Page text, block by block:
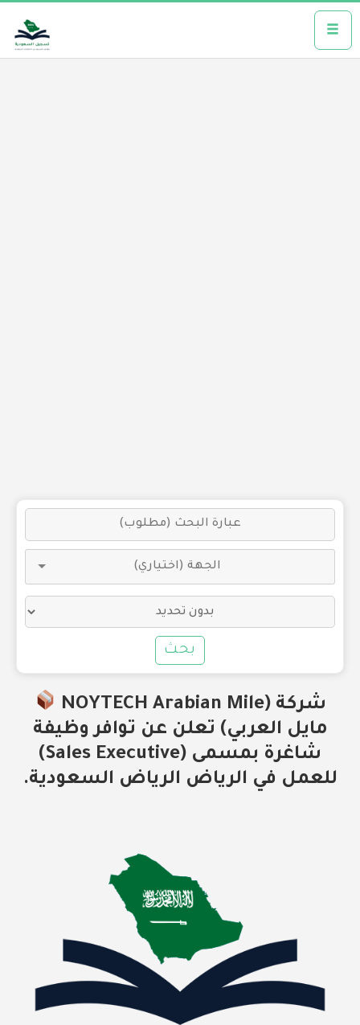
بحث
شركة (NOYTECH Arabian Mile
مايل العربي) تعلن عن توافر وظيفة
شاغرة بمسمى (Sales Executive)
للعمل في الرياض الرياض السعودية.